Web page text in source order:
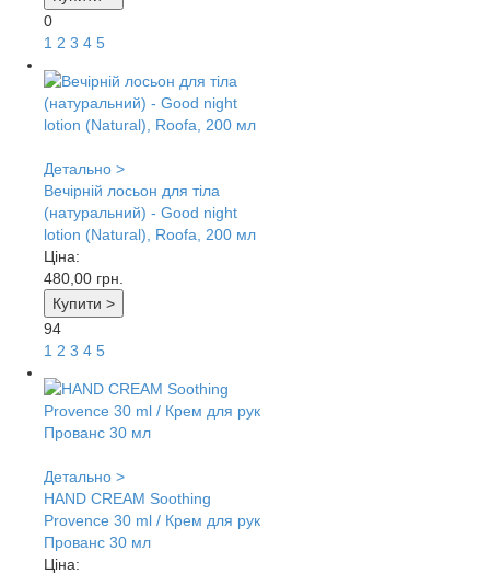
0
1 2 3 4 5
Детально >
Вечірній лосьон для тіла
(натуральний) - Good night
lotion (Natural), Roofa, 200 мл
Ціна:
480,00 грн.
Купити >
94
1 2 3 4 5
Детально >
HAND CREAM Soothing
Provence 30 ml / Крем для рук
Прованс 30 мл
Ціна: